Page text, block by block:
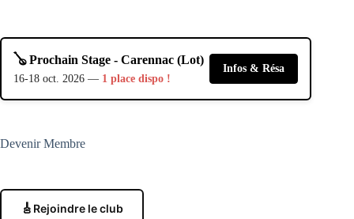
🪕 Prochain Stage - Carennac (Lot)
16-18 oct. 2026 — 1 place dispo !
Infos & Résa
Devenir Membre
🎸 Rejoindre le club